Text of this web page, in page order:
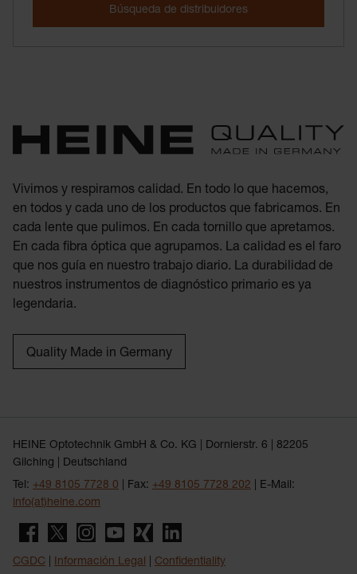
Vivimos y respiramos calidad. En todo lo que hacemos,
en todos y cada uno de los productos que fabricamos. En
cada lente que pulimos. En cada tornillo que apretamos.
En cada fibra óptica que agrupamos. La calidad es el faro
que nos guía en nuestro trabajo diario. La durabilidad de
nuestros instrumentos de diagnóstico primario es ya
legendaria.
Quality Made in Germany
HEINE Optotechnik GmbH & Co. KG | Dornierstr. 6 | 82205
Gilching | Deutschland
Tel: +49 8105 7728 0 | Fax: +49 8105 7728 202 | E-Mail:
info(at)heine.com
CGDC Información Legal Confidentiality